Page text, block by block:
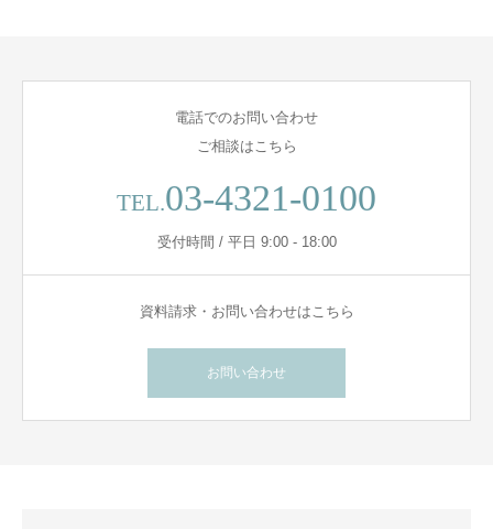
電話でのお問い合わせ
ご相談はこちら
TEL.03-4321-0100
受付時間 / 平日 9:00 - 18:00
資料請求・お問い合わせはこちら
お問い合わせ